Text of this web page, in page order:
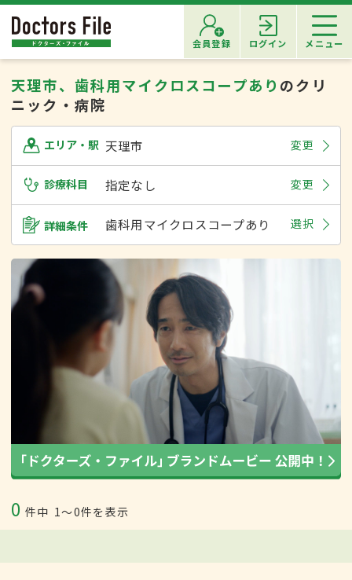
会員登録 ログイン メニュー
天理市、歯科用マイクロスコープあり のクリ
ニック・病院
エリア・駅 天理市 変更
診療科目 指定なし 変更
詳細条件 歯科用マイクロスコープあり 選択
0 件中 1〜0件を表示